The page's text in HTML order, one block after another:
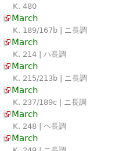
K. 480
March
K. 189/167b | ニ長調
March
K. 214 | ハ長調
March
K. 215/213b | ニ長調
March
K. 237/189c | ニ長調
March
K. 248 | ヘ長調
March